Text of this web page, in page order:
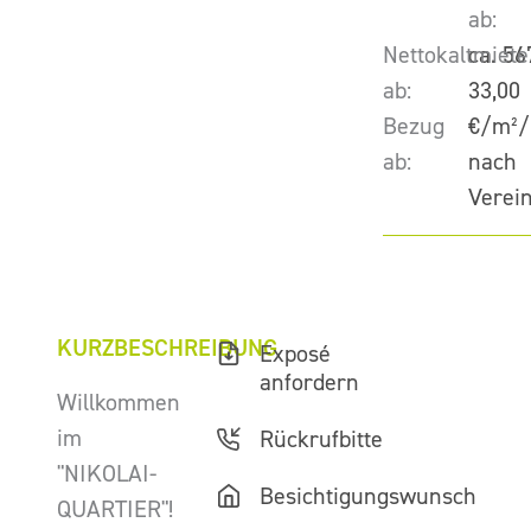
ab:
ca.
Nettokaltmiete
ab:
33,00
€/
Bezug
ab:
nach
KURZBESCHREIBUNG
Willkommen
im
"NIKOLAI-
QUARTIER"!
Exposé
anfordern
Rückrufbitte
Besichtigungswunsch